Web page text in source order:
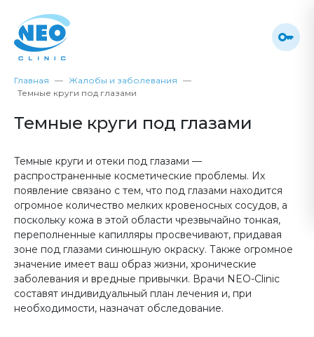
Главная
Жалобы и заболевания
Темные круги под глазами
Темные круги под глазами
Темные круги и отеки под глазами —
распространенные косметические проблемы. Их
появление связано с тем, что под глазами находится
огромное количество мелких кровеносных сосудов, а
поскольку кожа в этой области чрезвычайно тонкая,
переполненные капилляры просвечивают, придавая
зоне под глазами синюшную окраску. Также огромное
значение имеет ваш образ жизни, хронические
заболевания и вредные привычки. Врачи NEO-Сlinic
составят индивидуальный план лечения и, при
необходимости, назначат обследование.